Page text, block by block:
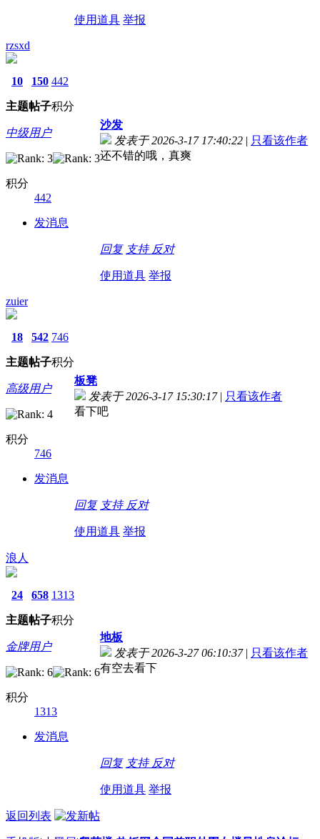
使用道具 举报
rzsxd
10
主题
150
帖子
442
积分
中级用户
积分
442
发消息
沙发
发表于 2026-3-17 17:40:22 | 只看该作者
还不错的哦，真爽
回复 支持 反对
使用道具 举报
zuier
18
主题
542
帖子
746
积分
高级用户
积分
746
发消息
板凳
发表于 2026-3-17 15:30:17 | 只看该作者
看下吧
回复 支持 反对
使用道具 举报
浪人
24
主题
658
帖子
1313
积分
金牌用户
积分
1313
发消息
地板
发表于 2026-3-27 06:10:37 | 只看该作者
有空去看下
回复 支持 反对
使用道具 举报
返回列表